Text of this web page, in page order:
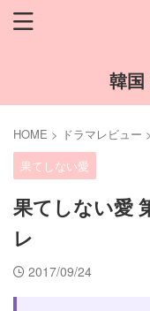
韓国
HOME > ドラマレビュー >
果てしない愛
果てしない愛
レ
2017/09/24